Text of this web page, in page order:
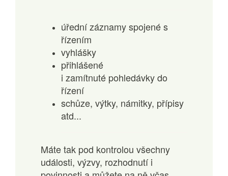
úřední záznamy spojené s
řízením
vyhlášky
přihlášené
i zamítnuté pohledávky do
řízení
schůze, výtky, námitky, přípisy
atd...
Máte tak pod kontrolou všechny
události, výzvy, rozhodnutí i